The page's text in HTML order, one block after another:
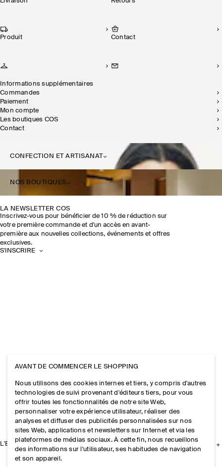
Produit Contact
Informations supplémentaires
Commandes
Paiement
Mon compte
Les boutiques COS
Contact
CONFECTION ET ARTISANAT
NOS BOUTIQUES
LA NEWSLETTER COS
Inscrivez-vous pour bénéficier de 10 % de réduction sur
votre première commande et d'un accès en avant-
première aux nouvelles collections, événements et offres
exclusives.
S'INSCRIRE
L'ENTREPRISE
AVANT DE COMMENCER LE SHOPPING
Nous utilisons des cookies internes et tiers, y compris d'autres
technologies de suivi provenant d'éditeurs tiers, pour vous
offrir toutes les fonctionnalités de notre site Web,
personnaliser votre expérience utilisateur, réaliser des
analyses et diffuser des publicités personnalisées sur nos
sites Web, applications et newsletters sur Internet et via les
plateformes de médias sociaux. À cette fin, nous recueillons
des informations sur l'utilisateur, ses habitudes de navigation
et son appareil.